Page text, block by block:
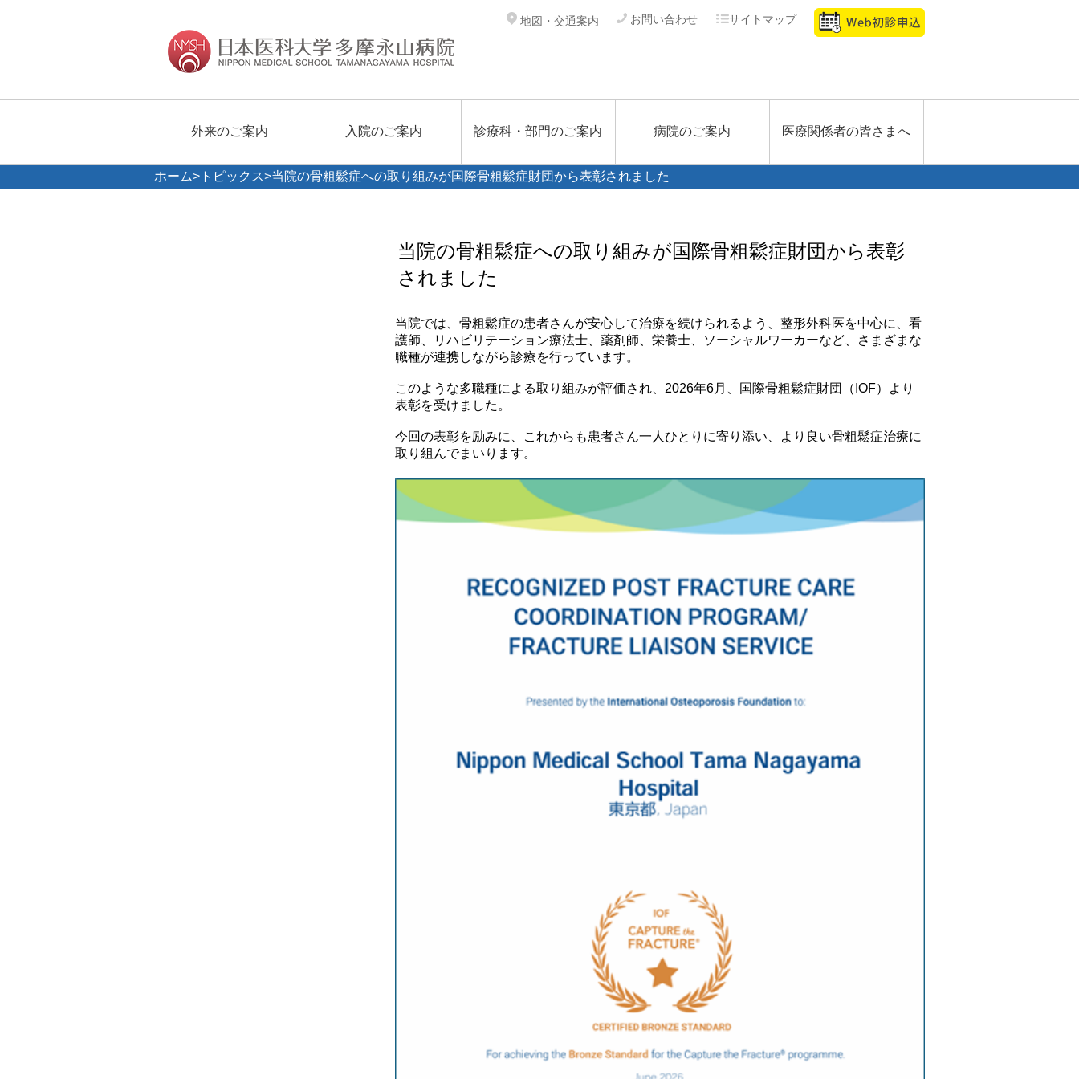
地図・交通案内 お問い合わせ サイトマップ
外来のご案内 入院のご案内 診療科・部門のご案内 病院のご案内 医療関係者の皆さまへ
ホーム> トピックス>当院の骨粗鬆症への取り組みが国際骨粗鬆症財団から表彰されました
当院の骨粗鬆症への取り組みが国際骨粗鬆症財団から表彰
されました
当院では、骨粗鬆症の患者さんが安心して治療を続けられるよう、整形外科医を中心に、看
護師、リハビリテーション療法士、薬剤師、栄養士、ソーシャルワーカーなど、さまざまな
職種が連携しながら診療を行っています。
このような多職種による取り組みが評価され、2026年6月、国際骨粗鬆症財団（IOF）より
表彰を受けました。
今回の表彰を励みに、これからも患者さん一人ひとりに寄り添い、より良い骨粗鬆症治療に
取り組んでまいります。